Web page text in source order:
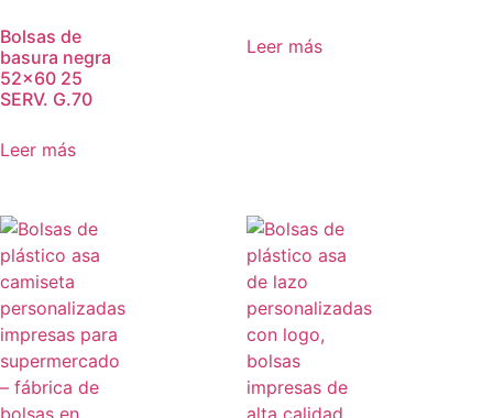
Bolsas de
basura negra
52×60 25
SERV. G.70
Leer más
Leer más